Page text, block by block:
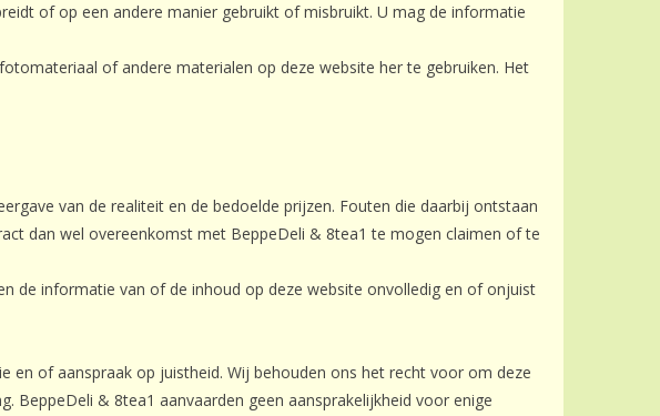
of op een andere manier gebruikt of misbruikt. U mag de informatie
of andere materialen op deze website her te gebruiken. Het
van de realiteit en de bedoelde prijzen. Fouten die daarbij ontstaan
dan wel overeenkomst met BeppeDeli & 8tea1 te mogen claimen of te
de informatie van of de inhoud op deze website onvolledig en of onjuist
of aanspraak op juistheid. Wij behouden ons het recht voor om deze
& 8tea1 aanvaarden geen aansprakelijkheid voor enige